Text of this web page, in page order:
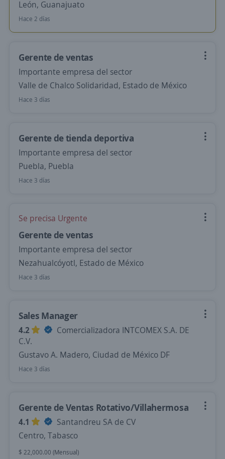
León, Guanajuato
Hace 2 días
Gerente de ventas
Importante empresa del sector
Valle de Chalco Solidaridad, Estado de México
Hace 3 días
Gerente de tienda deportiva
Importante empresa del sector
Puebla, Puebla
Hace 3 días
Se precisa Urgente
Gerente de ventas
Importante empresa del sector
Nezahualcóyotl, Estado de México
Hace 3 días
Sales Manager
4.2
Comercializadora INTCOMEX S.A. DE
C.V.
Gustavo A. Madero, Ciudad de México DF
Hace 3 días
Gerente de Ventas Rotativo/Villahermosa
4.1
Santandreu SA de CV
Centro, Tabasco
$ 22,000.00 (Mensual)